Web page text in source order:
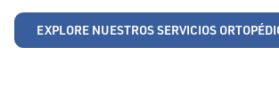
EXPLORE NUESTROS SERVICIOS